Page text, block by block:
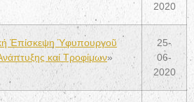
2020
Ἐπίσκεψη Ὑφυπουργοῦ
καί Τροφίμων»
25-
06-
2020